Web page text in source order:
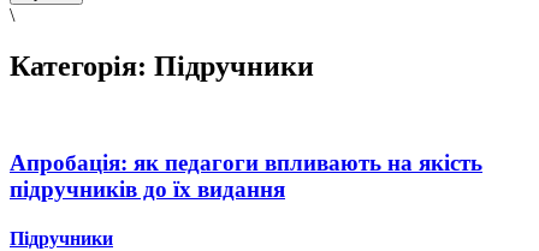
\
Категорія: Підручники
Апробація: як педагоги впливають на якість
підручників до їх видання
Підручники